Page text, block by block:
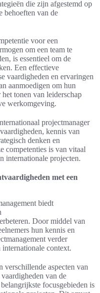
die zijn afgestemd op
behoeften van de
voor een
om een team te
is essentieel om de
Een effectieve
vaardigheden en ervaringen
aanmoedigen om hun
tonen van leiderschap
werkomgeving.
projectmanager
kennis van
denken en
competenties is van vitaal
internationale projecten.
met een
biedt
Door middel van
hun kennis en
verder
context.
aspecten van
van de
focusgebieden is